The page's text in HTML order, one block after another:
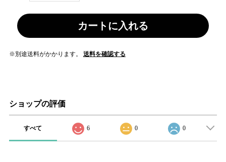
カートに入れる
※別途送料がかかります。 送料を確認する
ショップの評価
すべて 6 0 0